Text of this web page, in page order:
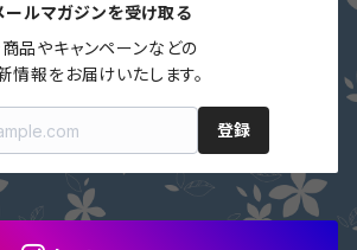
ールマガジンを受け取る
品やキャンペーンなどの
情報をお届けいたします。
登録